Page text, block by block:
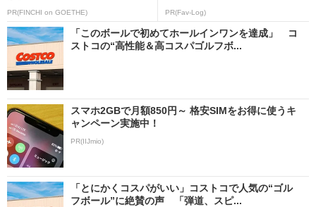
PR(FINCHI on GOETHE) PR(Fav-Log)
「このボールで初めてホールインワンを達成」 コ
ストコの“高性能＆高コスパゴルフボ...
スマホ2GBで月額850円～ 格安SIMをお得に使うキ
ャンペーン実施中！
PR(IIJmio)
「とにかくコスパがいい」コストコで人気の“ゴル
フボール”に絶賛の声 「弾道、スピ...